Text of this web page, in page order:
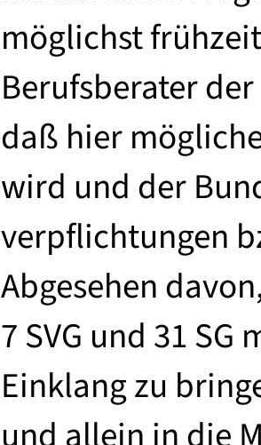
möglichst
Berufsberater
daß hier
wird und der
verpflichtungen
Abgesehen
7 SVG und 31
Einklang zu